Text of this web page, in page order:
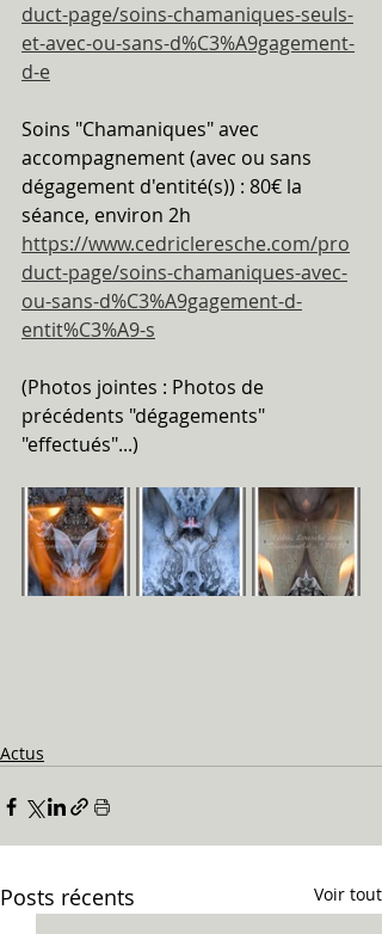
duct-page/soins-chamaniques-seuls-
et-avec-ou-sans-d%C3%A9gagement-
d-e
Soins "Chamaniques" avec
accompagnement (avec ou sans
dégagement d'entité(s)) : 80€ la
séance, environ 2h
https://www.cedricleresche.com/pro
duct-page/soins-chamaniques-avec-
ou-sans-d%C3%A9gagement-d-
entit%C3%A9-s
(Photos jointes : Photos de
précédents "dégagements"
"effectués"...)
Actus
Posts récents Voir tout